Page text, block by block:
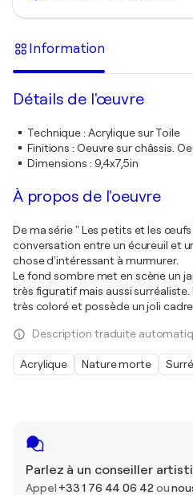
Parlez à un conseiller
Appel +33 1 76 44 06 42 ou
Information
Détails de l'œuvre
Technique: Acrylique sur Toile
Finitions : Oeuvre sur châssis.
Dimensions : 9,4x7,5in
À propos de l'oeuvre
De ma série " Les petits et les
conversation entre un écureuil et
chose d'intéressant à murmurer.
Le fond sombre met en scène un
très figuratif mais aussi
très coloré et possède un joli
Description traduite
Acrylique Nature morte